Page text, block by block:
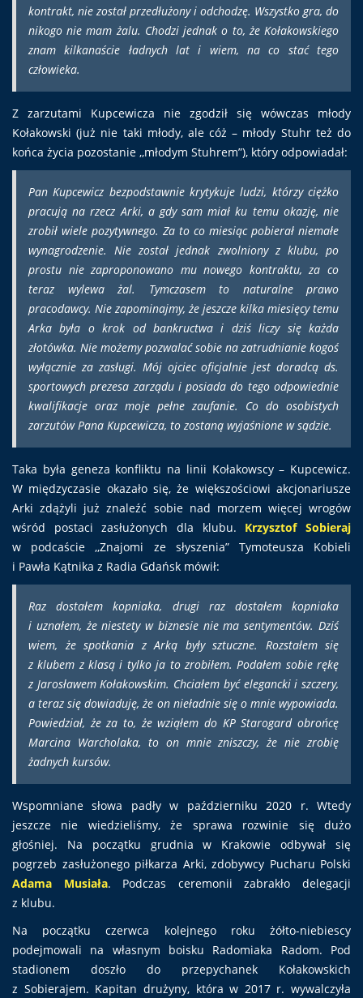
kontrakt, nie został przedłużony i odchodzę. Wszystko gra, do
nikogo nie mam żalu. Chodzi jednak o to, że Kołakowskiego
znam kilkanaście ładnych lat i wiem, na co stać tego
człowieka.
Z zarzutami Kupcewicza nie zgodził się wówczas młody
Kołakowski (już nie taki młody, ale cóż – młody Stuhr też do
końca życia pozostanie ,,młodym Stuhrem”), który odpowiadał:
Pan Kupcewicz bezpodstawnie krytykuje ludzi, którzy ciężko
pracują na rzecz Arki, a gdy sam miał ku temu okazję, nie
zrobił wiele pozytywnego. Za to co miesiąc pobierał niemałe
wynagrodzenie. Nie został jednak zwolniony z klubu, po
prostu nie zaproponowano mu nowego kontraktu, za co
teraz wylewa żal. Tymczasem to naturalne prawo
pracodawcy. Nie zapominajmy, że jeszcze kilka miesięcy temu
Arka była o krok od bankructwa i dziś liczy się każda
złotówka. Nie możemy pozwalać sobie na zatrudnianie kogoś
wyłącznie za zasługi. Mój ojciec oficjalnie jest doradcą ds.
sportowych prezesa zarządu i posiada do tego odpowiednie
kwalifikacje oraz moje pełne zaufanie. Co do osobistych
zarzutów Pana Kupcewicza, to zostaną wyjaśnione w sądzie.
Taka była geneza konfliktu na linii Kołakowscy – Kupcewicz.
W międzyczasie okazało się, że większościowi akcjonariusze
Arki zdążyli już znaleźć sobie nad morzem więcej wrogów
wśród postaci zasłużonych dla klubu. Krzysztof Sobieraj
w podcaście ,,Znajomi ze słyszenia” Tymoteusza Kobieli
i Pawła Kątnika z Radia Gdańsk mówił:
Raz dostałem kopniaka, drugi raz dostałem kopniaka
i uznałem, że niestety w biznesie nie ma sentymentów. Dziś
wiem, że spotkania z Arką były sztuczne. Rozstałem się
z klubem z klasą i tylko ja to zrobiłem. Podałem sobie rękę
z Jarosławem Kołakowskim. Chciałem być elegancki i szczery,
a teraz się dowiaduję, że on nieładnie się o mnie wypowiada.
Powiedział, że za to, że wziąłem do KP Starogard obrońcę
Marcina Warcholaka, to on mnie zniszczy, że nie zrobię
żadnych kursów.
Wspomniane słowa padły w październiku 2020 r. Wtedy
jeszcze nie wiedzieliśmy, że sprawa rozwinie się dużo
głośniej. Na początku grudnia w Krakowie odbywał się
pogrzeb zasłużonego piłkarza Arki, zdobywcy Pucharu Polski
Adama Musiała. Podczas ceremonii zabrakło delegacji
z klubu.
Na początku czerwca kolejnego roku żółto-niebiescy
podejmowali na własnym boisku Radomiaka Radom. Pod
stadionem doszło do przepychanek Kołakowskich
z Sobierajem. Kapitan drużyny, która w 2017 r. wywalczyła